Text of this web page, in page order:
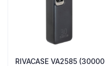
RIVACASE VA2585 (30000